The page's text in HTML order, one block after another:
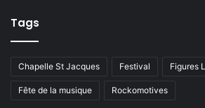
Tags
Chapelle St Jacques Festival Figures
Fête de la musique Rockomotives